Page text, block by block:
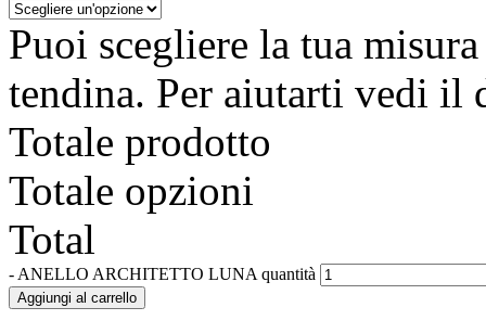
Puoi scegliere la tua
tendina. Per aiutarti vedi il
Totale prodotto
Totale opzioni
Total
- ANELLO ARCHITETTO LUNA quantità
Aggiungi al carrello